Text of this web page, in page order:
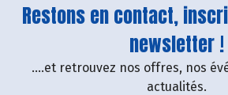
Restons en contact,
newsletter !
....et retrouvez nos offres, nos
actualités.